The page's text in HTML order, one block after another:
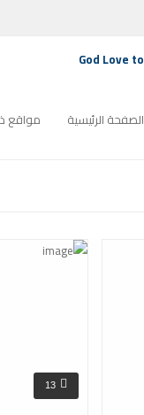
الصفحة الرئيسية مواقع
التصنيف: ترانيم كنيسة
13